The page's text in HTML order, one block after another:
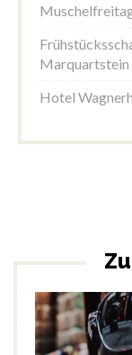
Marquartstein
Hotel